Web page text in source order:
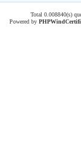
Total 0.008840(s)
Powered byPHPWind